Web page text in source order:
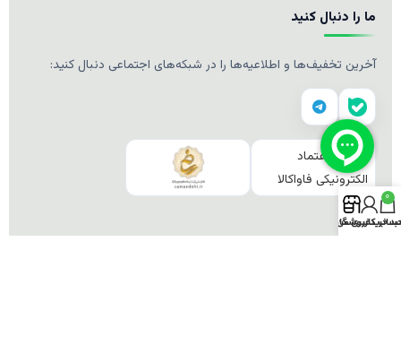
ما را دنبال کنید
آخرین تخفیف‌ها و اطلاعیه‌ها را در شبکه‌های اجتماعی دنبال کنید:
0
خریدکاربری من
فروشگاه